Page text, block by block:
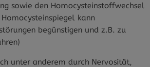
sowie den Homocysteinstoffwechsel
kann
begünstigen und z.B. zu
unter anderem durch Nervosität,